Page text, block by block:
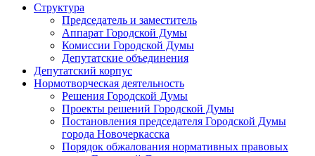
Структура
Председатель и заместитель
Аппарат Городской Думы
Комиссии Городской Думы
Депутатские объединения
Депутатский корпус
Нормотворческая деятельность
Решения Городской Думы
Проекты решений Городской Думы
Постановления председателя Городской Думы
города Новочеркасска
Порядок обжалования нормативных правовых